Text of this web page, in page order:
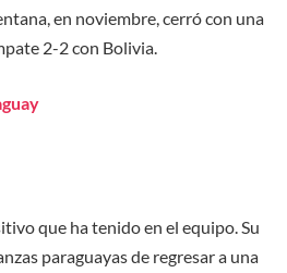
en noviembre, cerró con una
2-2 con Bolivia.
que ha tenido en el equipo. Su
paraguayas de regresar a una